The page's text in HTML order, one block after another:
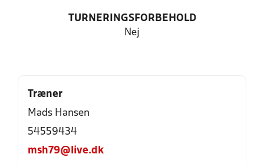
TURNERINGSFORBEHOLD
Nej
Træner
Mads Hansen
54559434
msh79@live.dk